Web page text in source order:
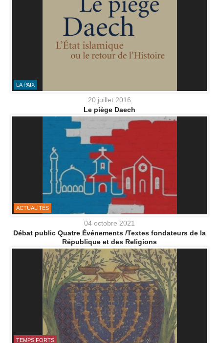
LA PAIX
20 juillet 2016
Le piège Daech
ACTUALITÉS
04 octobre 2021
Débat public Quatre Événements /Textes fondateurs de la
République et des Religions
TEMPS FORTS